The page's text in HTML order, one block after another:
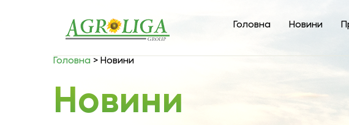
Головна Новини
Головна > Новини
Новини